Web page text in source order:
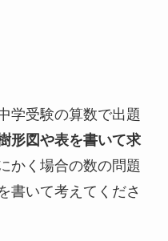
学受験の算数で出題
形図や表を書いて求
かく場合の数の問題
書いて考えてくださ